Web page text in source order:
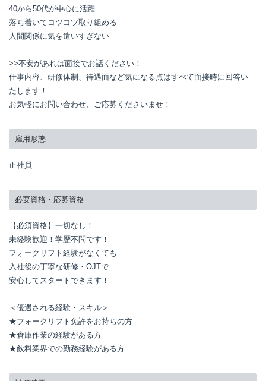
40から50代が中心に活躍
落ち着いてコツコツ取り組める
人間関係に気を遣いすぎない
>>不安があれば面接でお話ください！
仕事内容、研修体制、待遇面など気になる点はすべて面接時に回答い
たします！
お気軽にお問い合わせ、ご応募くださいませ！
雇用形態
正社員
必要資格・応募資格
【必須資格】一切なし！
未経験歓迎！学歴不問です！
フォークリフト経験がなくても
入社後の丁寧な研修・OJTで
安心してスタートできます！
＜優遇される経験・スキル＞
★フォークリフト免許をお持ちの方
★倉庫作業の経験がある方
★飲料業界での勤務経験がある方